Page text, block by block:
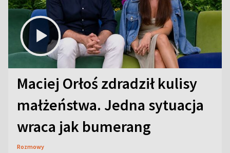
Maciej Orłoś zdradził kulisy
małżeństwa. Jedna sytuacja
wraca jak bumerang
Rozmowy